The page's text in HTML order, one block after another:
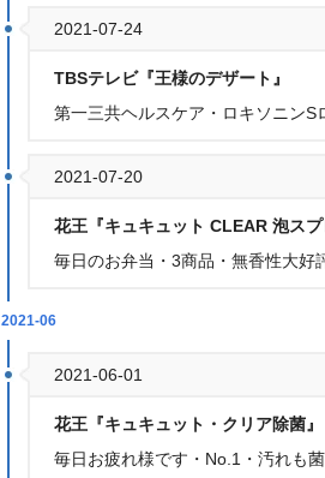
2021-07-24
TBSテレビ『王様のデザート』
第一三共ヘルスケア・ロキソニンS
2021-07-20
花王『キュキュット CLEAR 泡スプ
毎日のお弁当・3商品・無香性大好
2021-06
2021-06-01
花王『キュキュット・クリア除菌』
毎日お疲れ様です・No.1・汚れも